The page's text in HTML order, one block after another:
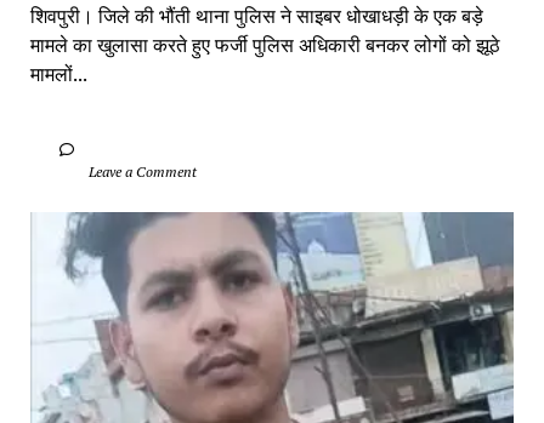
शिवपुरी। जिले की भौंती थाना पुलिस ने साइबर धोखाधड़ी के एक बड़े
मामले का खुलासा करते हुए फर्जी पुलिस अधिकारी बनकर लोगों को झूठे
मामलों...
		Leave a Comment